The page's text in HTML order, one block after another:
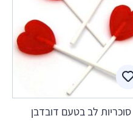
סוכריות לב בטעם דובדבן